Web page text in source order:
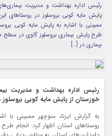
مرا به خاطر بسپار
رئیس اداره بهداشت و مدیریت
پایش مایه‌ کوبی بروسلوز در روستاهای
ممبینی با اشاره به پایش مایه‌ کوبی
طرح پایش بیماری بروسلوز گاوی در سطح
بیماری در […]
رئیس اداره بهداشت و مدیریت
خوزستان از پایش مایه‌ کوبی بروسلوز
به گزارش ایزنا، منوچهر ممبینی با
روستاهای استان اظهار کرد: انجام